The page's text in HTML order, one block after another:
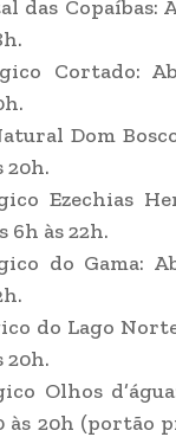
das Copaíbas:
Cortado:
Dom
20h.
Ezechias
6h às 22h.
do Gama:
do Lago
20h.
Olhos
às 20h (portão